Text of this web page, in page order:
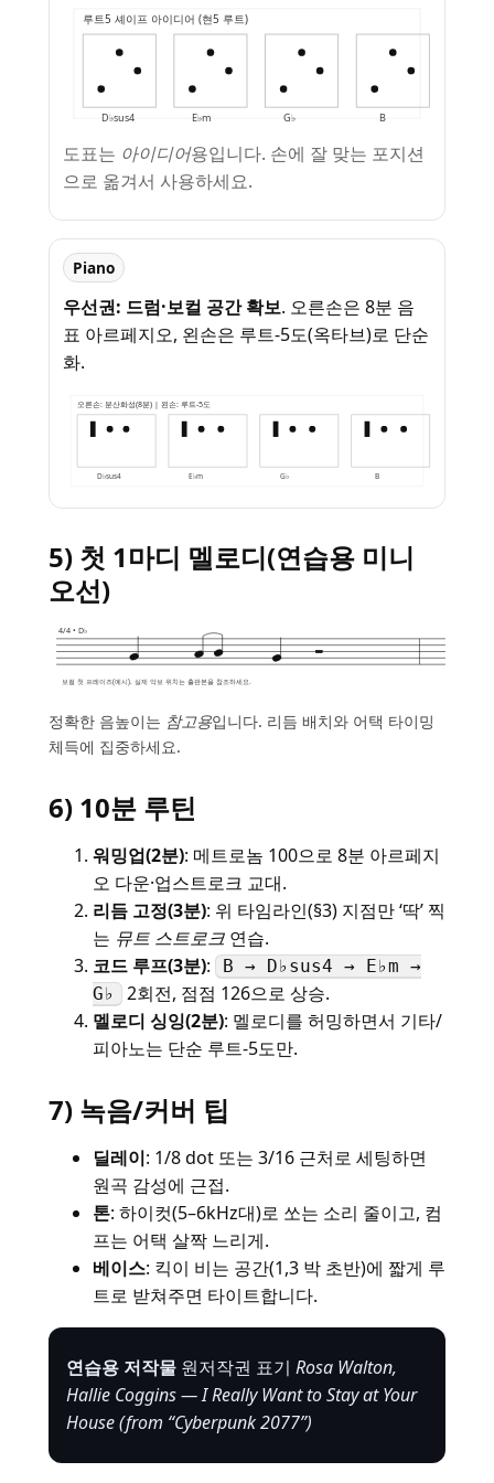
루트5 셰이프 아이디어 (현5 루트)
D♭sus4 E♭m G♭ B
도표는 아이디어용입니다. 손에 잘 맞는 포지션
으로 옮겨서 사용하세요.
Piano
우선권: 드럼·보컬 공간 확보. 오른손은 8분 음
표 아르페지오, 왼손은 루트-5도(옥타브)로 단순
화.
오른손: 분산화성(8분) | 왼손: 루트-5도
D♭sus4 E♭m G♭ B
5) 첫 1마디 멜로디(연습용 미니
오선)
4/4 • D♭
보컬 첫 프레이즈(예시). 실제 악보 위치는 출판본을 참조하세요.
정확한 음높이는 참고용입니다. 리듬 배치와 어택 타이밍
체득에 집중하세요.
6) 10분 루틴
워밍업(2분): 메트로놈 100으로 8분 아르페지
오 다운·업스트로크 교대.
리듬 고정(3분): 위 타임라인(§3) 지점만 ‘딱’ 찍
는 뮤트 스트로크 연습.
코드 루프(3분):
B → D♭sus4 → E♭m →
G♭ 2회전, 점점 126으로 상승.
멜로디 싱잉(2분): 멜로디를 허밍하면서 기타/
피아노는 단순 루트-5도만.
7) 녹음/커버 팁
딜레이: 1/8 dot 또는 3/16 근처로 세팅하면
원곡 감성에 근접.
톤: 하이컷(5–6kHz대)로 쏘는 소리 줄이고, 컴
프는 어택 살짝 느리게.
베이스: 킥이 비는 공간(1,3 박 초반)에 짧게 루
트로 받쳐주면 타이트합니다.
연습용 저작물 원저작권 표기 Rosa Walton,
Hallie Coggins — I Really Want to Stay at Your
House (from “Cyberpunk 2077”)